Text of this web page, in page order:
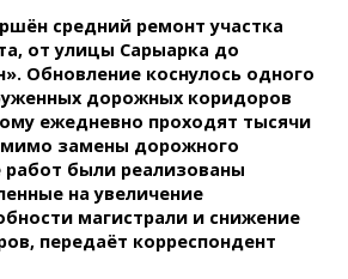
средний ремонт участка
от улицы Сарыарка до
Обновление коснулось одного
дорожных коридоров
ежедневно проходят тысячи
замены дорожного
работ были реализованы
на увеличение
магистрали и снижение
передаёт корреспондент